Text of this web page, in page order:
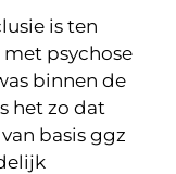
is ten
met psychose
binnen de
het zo dat
basis ggz